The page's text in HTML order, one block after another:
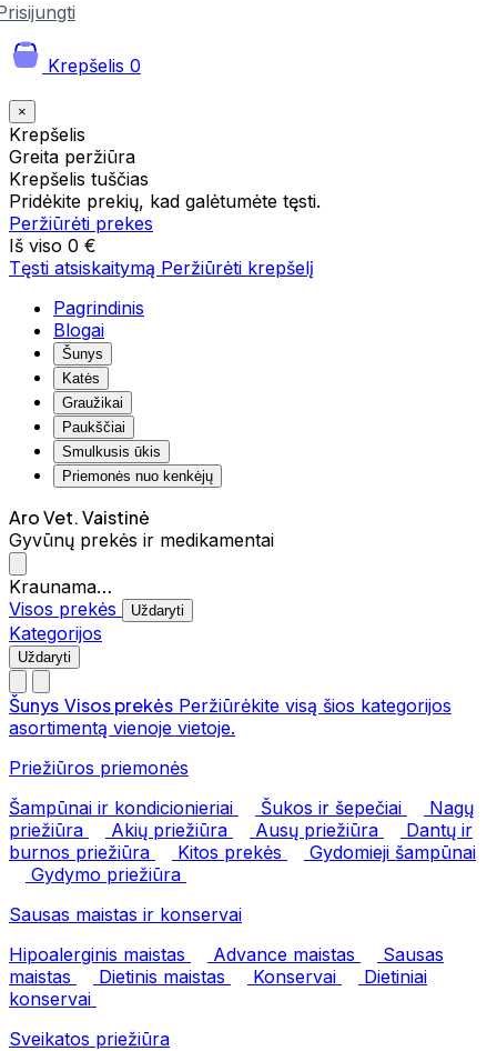
Krepšelis 0
×
Krepšelis
Greita peržiūra
Krepšelis tuščias
Pridėkite prekių, kad galėtumėte tęsti.
Peržiūrėti prekes
Iš viso 0 €
Tęsti atsiskaitymą Peržiūrėti krepšelį
Pagrindinis
Blogai
Šunys
Katės
Graužikai
Paukščiai
Smulkusis ūkis
Priemonės nuo kenkėjų
Aro Vet. Vaistinė
Gyvūnų prekės ir medikamentai
Kraunama…
Visos prekės
Uždaryti
Kategorijos
Uždaryti
Šunys Visos prekės Peržiūrėkite visą šios kategorijos
asortimentą vienoje vietoje.
Priežiūros priemonės
Šampūnai ir kondicionieriai
Šukos ir šepečiai
Nagų
priežiūra
Akių priežiūra Ausų priežiūra
Dantų ir
burnos priežiūra
Kitos prekės
Gydomieji šampūnai
Gydymo priežiūra
Sausas maistas ir konservai
Hipoalerginis maistas
Advance maistas
Sausas
maistas
Dietinis maistas Konservai
Dietiniai
konservai
Sveikatos priežiūra